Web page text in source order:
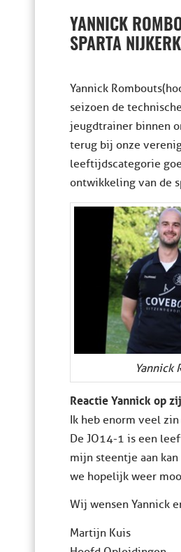
YANNICK
SPARTA NIJKERK
Yannick
seizoen de
jeugdtrainer binnen
terug bij onze
leeftijdscategorie
ontwikkeling van de
Yannick
Reactie Yannick op
Ik heb enorm veel
De JO14-1 is een
mijn steentje aan
we hopelijk weer
Wij wensen Yannick
Martijn Kuis